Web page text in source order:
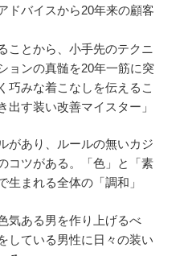
ドバイスから20年来の顧客
ことから、小手先のテクニ
ョンの真髄を20年一筋に突
巧みな着こなしを伝えるこ
出す装い改善マイスター」
があり、ルールの無いカジ
コツがある。「色」と「素
まれる全体の「調和」
気ある男を作り上げるべ
している男性に日々の装い